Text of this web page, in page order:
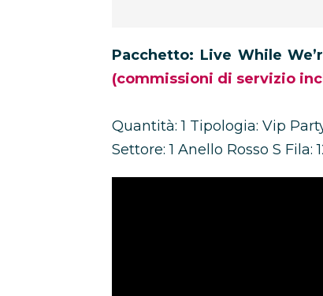
Pacchetto: Live While
(commissioni di servizio
Quantità: 1 Tipologia: Vip
Settore: 1 Anello Rosso S Fila: